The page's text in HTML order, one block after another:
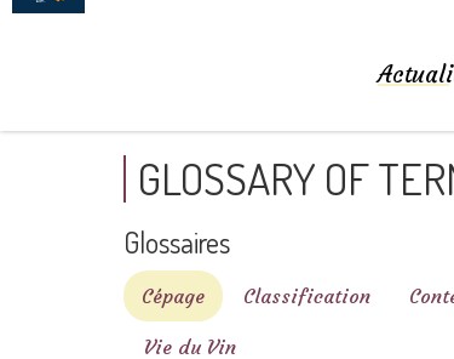
GLOSSARY OF
Glossaires
Cépage Classification
Vie du Vin